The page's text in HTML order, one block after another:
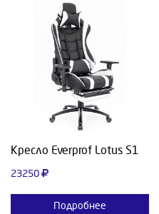
Кресло Everprof Lotus S1
23250
Подробнее
Выберите количество:
Продолжить Отмена